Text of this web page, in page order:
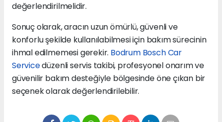
değerlendirilmelidir.
Sonuç olarak, aracın uzun ömürlü, güvenli ve
konforlu şekilde kullanılabilmesi için bakım sürecinin
ihmal edilmemesi gerekir. Bodrum Bosch Car
Servicedüzenli servis takibi, profesyonel onarım ve
güvenilir bakım desteğiyle bölgesinde öne çıkan bir
seçenek olarak değerlendirilebilir.